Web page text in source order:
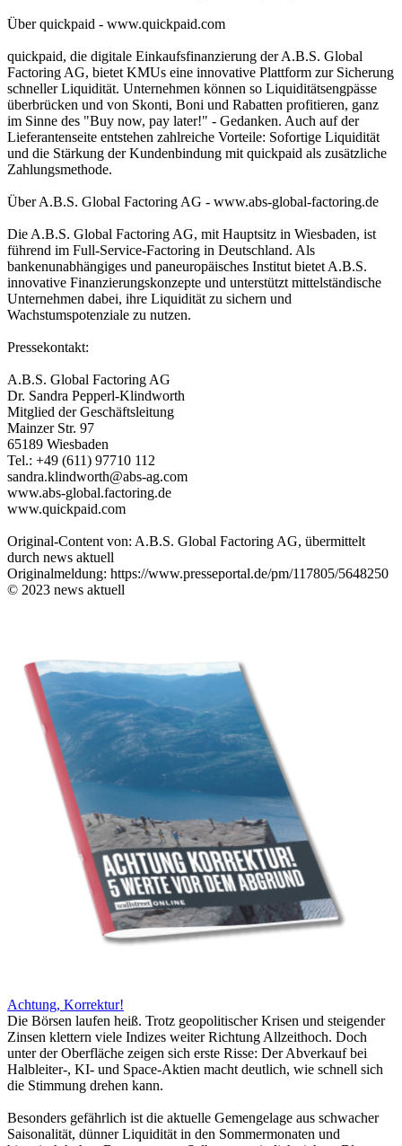
Über quickpaid - www.quickpaid.com
quickpaid, die digitale Einkaufsfinanzierung der A.B.S. Global
Factoring AG, bietet KMUs eine innovative Plattform zur Sicherung
schneller Liquidität. Unternehmen können so Liquiditätsengpässe
überbrücken und von Skonti, Boni und Rabatten profitieren, ganz
im Sinne des "Buy now, pay later!" - Gedanken. Auch auf der
Lieferantenseite entstehen zahlreiche Vorteile: Sofortige Liquidität
und die Stärkung der Kundenbindung mit quickpaid als zusätzliche
Zahlungsmethode.
Über A.B.S. Global Factoring AG - www.abs-global-factoring.de
Die A.B.S. Global Factoring AG, mit Hauptsitz in Wiesbaden, ist
führend im Full-Service-Factoring in Deutschland. Als
bankenunabhängiges und paneuropäisches Institut bietet A.B.S.
innovative Finanzierungskonzepte und unterstützt mittelständische
Unternehmen dabei, ihre Liquidität zu sichern und
Wachstumspotenziale zu nutzen.
Pressekontakt:
A.B.S. Global Factoring AG
Dr. Sandra Pepperl-Klindworth
Mitglied der Geschäftsleitung
Mainzer Str. 97
65189 Wiesbaden
Tel.: +49 (611) 97710 112
sandra.klindworth@abs-ag.com
www.abs-global.factoring.de
www.quickpaid.com
Original-Content von: A.B.S. Global Factoring AG, übermittelt
durch news aktuell
Originalmeldung: https://www.presseportal.de/pm/117805/5648250
© 2023 news aktuell
Achtung, Korrektur!
Die Börsen laufen heiß. Trotz geopolitischer Krisen und steigender
Zinsen klettern viele Indizes weiter Richtung Allzeithoch. Doch
unter der Oberfläche zeigen sich erste Risse: Der Abverkauf bei
Halbleiter-, KI- und Space-Aktien macht deutlich, wie schnell sich
die Stimmung drehen kann.
Besonders gefährlich ist die aktuelle Gemengelage aus schwacher
Saisonalität, dünner Liquidität in den Sommermonaten und